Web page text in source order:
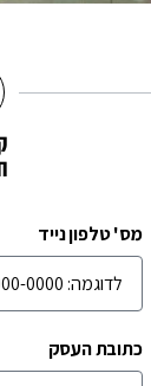
מס' טלפון נייד
כתובת העסק